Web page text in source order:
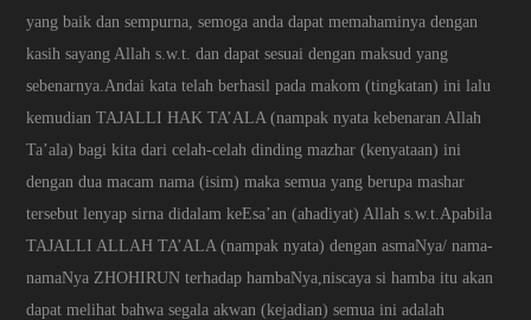
yang baik dan sempurna, semoga anda dapat memahaminya dengan
kasih sayang Allah s.w.t. dan dapat sesuai dengan maksud yang
sebenarnya.Andai kata telah berhasil pada makom (tingkatan) ini lalu
kemudian TAJALLI HAK TA’ALA (nampak nyata kebenaran Allah
Ta’ala) bagi kita dari celah-celah dinding mazhar (kenyataan) ini
dengan dua macam nama (isim) maka semua yang berupa mashar
tersebut lenyap sirna didalam keEsa’an (ahadiyat) Allah s.w.t.Apabila
TAJALLI ALLAH TA’ALA (nampak nyata) dengan asmaNya/ nama-
namaNya ZHOHIRUN terhadap hambaNya,niscaya si hamba itu akan
dapat melihat bahwa segala akwan (kejadian) semua ini adalah